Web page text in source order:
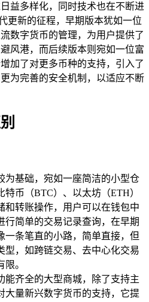
益多样化，同时技术也在不断进
更新的征程，早期版本犹如一位
数字货币的管理，为用户提供了
风港，而后续版本则宛如一位富
加了对更多币种的支持，引入了
为完善的安全机制，以适应不断
为基础，宛如一座简洁的小型仓
币（BTC）、以太坊（ETH）
和转账操作，用户可以在钱包中
行简单的交易记录查询，在早期
一条笔直的小路，简单直接，但
型，如跨链交易、去中心化交易
。
能齐全的大型商城，除了支持主
大量新兴数字货币的支持，它提